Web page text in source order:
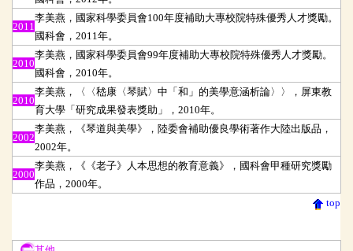
2011
李美燕，國家科學委員會100年度補助大專校院特殊優秀人才獎勵。
國科會，2011年。
2010
李美燕，國家科學委員會99年度補助大專校院特殊優秀人才獎勵。
國科會，2010年。
2010
李美燕，〈〈嵇康〈琴賦〉中「和」的美學意涵析論〉〉，屏東教
育大學「研究成果發表獎助」，2010年。
2002
李美燕，《琴道與美學》，陸委會補助優良學術著作大陸出版品，
2002年。
2000
李美燕，《《老子》人本思想的教育意義》，國科會甲種研究獎勵
作品，2000年。
top